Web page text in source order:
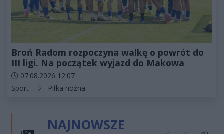
Broń Radom rozpoczyna walkę o powrót do
III ligi. Na początek wyjazd do Makowa
Data dodania artykułu:
07.08.2026 12:07
Kategorie artykułu:
Sport Piłka nożna
NAJNOWSZE